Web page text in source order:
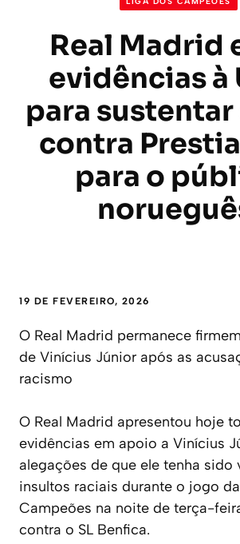
Real Madrid
evidências à
para sustentar
contra
para o
19 DE FEVEREIRO, 2026
O Real Madrid permanece
de Vinícius Júnior após as
racismo
O Real Madrid apresentou hoje
evidências em apoio a Vinícius
alegações de que ele tenha sido
insultos raciais durante o jogo
Campeões na noite de terça-
contra o SL Benfica.